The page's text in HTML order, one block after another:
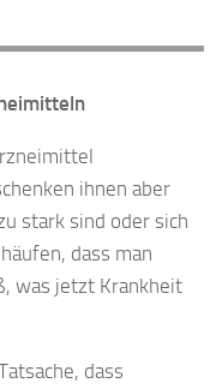
ihnen aber
stark sind oder sich
dass man
was jetzt Krankheit
dass